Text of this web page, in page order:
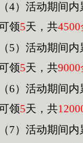
（4）活动期间
领5天，共4500
（5）活动期间
领5天，共9000
（6）活动期间
领5天，共120
（7）活动期间